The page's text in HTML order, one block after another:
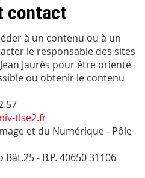
contact
à un contenu ou à un
le responsable des sites
Jaurès pour être orienté
ou obtenir le contenu
tlse2.fr
et du Numérique - Pôle
- B.P. 40650 31106